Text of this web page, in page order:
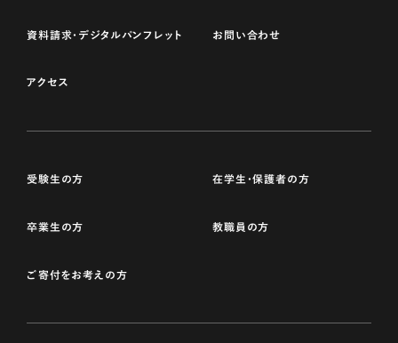
資料請求・デジタルパンフレット お問い合わせ
アクセス
受験生の方 在学生・保護者の方
卒業生の方 教職員の方
ご寄付をお考えの方